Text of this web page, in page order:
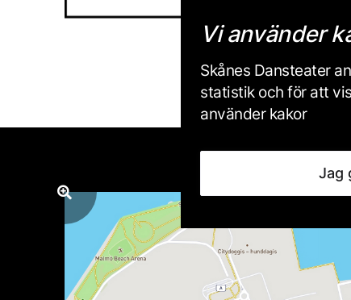
Vi använder
Skånes Dansteater
statistik och för att
använder kakor
Jag